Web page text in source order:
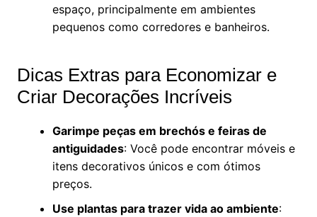
espaço, principalmente em ambientes
pequenos como corredores e banheiros.
Dicas Extras para Economizar e
Criar Decorações Incríveis
Garimpe peças em brechós e feiras de
antiguidades: Você pode encontrar móveis e
itens decorativos únicos e com ótimos
preços.
Use plantas para trazer vida ao ambiente: